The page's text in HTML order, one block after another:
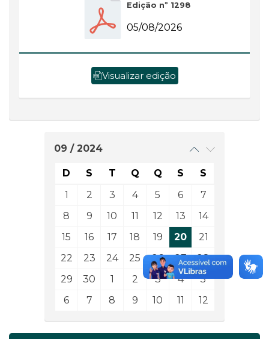
Edição nº 1298
05/08/2026
Visualizar edição
09 / 2024
D S T Q Q S
S
1
2 3 4 5 6
7
8
9 10 11 12 13
14
15
16 17 18 19 20
21
22
23 24 25 26 27
28
29
30 1 2 3 4
5
6
7 8 9 10 11 12